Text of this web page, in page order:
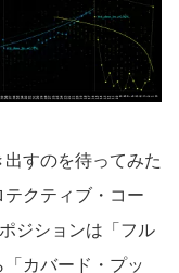
すのを待ってみた
クティブ・コー
ジションは「フル
カバード・プッ